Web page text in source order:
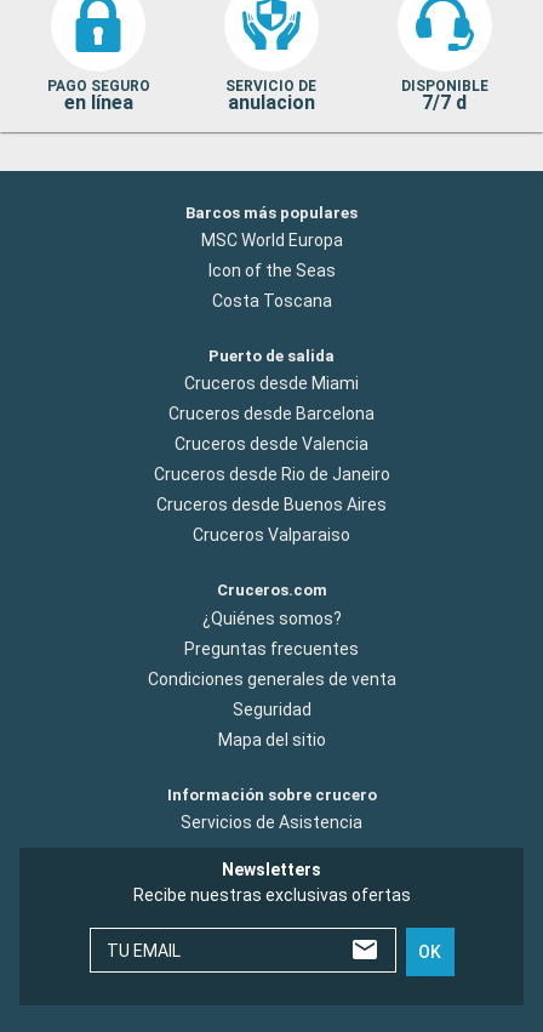
PAGO SEGURO
en línea
SERVICIO DE
anulacion
DISPONIBLE
7/7 d
Barcos más populares
MSC World Europa
Icon of the Seas
Costa Toscana
Puerto de salida
Cruceros desde Miami
Cruceros desde Barcelona
Cruceros desde Valencia
Cruceros desde Rio de Janeiro
Cruceros desde Buenos Aires
Cruceros Valparaiso
Cruceros.com
¿Quiénes somos?
Preguntas frecuentes
Condiciones generales de venta
Seguridad
Mapa del sitio
Información sobre crucero
Servicios de Asistencia
Newsletters
Recibe nuestras exclusivas ofertas
TU EMAIL OK